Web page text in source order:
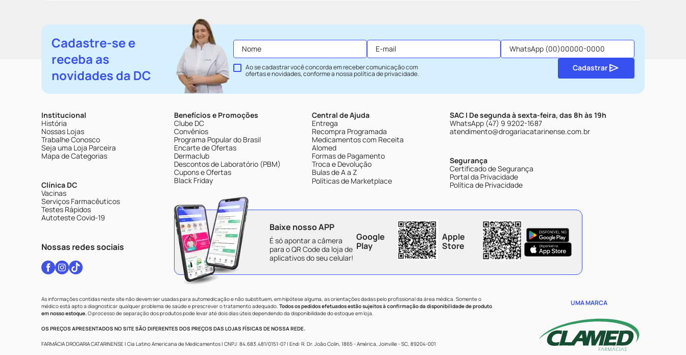
Cadastre-se e
receba as
novidades da DC
Ao se cadastrar você concorda em receber comunicação com
ofertas e novidades, conforme a nossapolítica de privacidade.
Cadastrar
Institucional
História
Nossas Lojas
Trabalhe Conosco
Seja uma Loja Parceira
Mapa de Categorias
Clínica DC
Vacinas
Serviços Farmacêuticos
Testes Rápidos
Autoteste Covid-19
Nossas redes sociais
Benefícios e Promoções
Clube DC
Convênios
Programa Popular do Brasil
Encarte de Ofertas
Dermaclub
Descontos de Laboratório (PBM)
Cupons e Ofertas
Black Friday
Central de Ajuda
Entrega
Recompra Programada
Medicamentos com Receita
Alomed
Formas de Pagamento
Troca e Devolução
Bulas de A a Z
Políticas de Marketplace
SAC | De segunda à sexta-feira, das 8h às 19h
WhatsApp (47) 9 9202-1687
atendimento@drogariacatarinense.com.br
Segurança
Certificado de Segurança
Portal da Privacidade
Política de Privacidade
Baixe nosso APP
É só apontar a câmera
para o QR Code da loja de
aplicativos do seu celular!
Google
Play
Apple
Store
As informações contidas neste site não devem ser usadas para automedicação e não substituem, em hipótese alguma, as orientações dadas pelo profissional da área médica. Somente o
médico está apto a diagnosticar qualquer problema de saúde e prescrever o tratamento adequado. Todos os pedidos efetuados estão sujeitos à confirmação da disponibilidade de produto
em nosso estoque.O processo de separação dos produtos pode levar até dois dias úteis dependendo da disponibilidade do estoque em loja.
OS PREÇOS APRESENTADOS NO SITE SÃO DIFERENTES DOS PREÇOS DAS LOJAS FÍSICAS DE NOSSA REDE.
FARMÁCIA DROGARIA CATARINENSE | Cia Latino Americana de Medicamentos | CNPJ: 84.683.481/0151-07 | End: R. Dr. João Colin, 1865 - América, Joinville - SC, 89204-001
UMA MARCA